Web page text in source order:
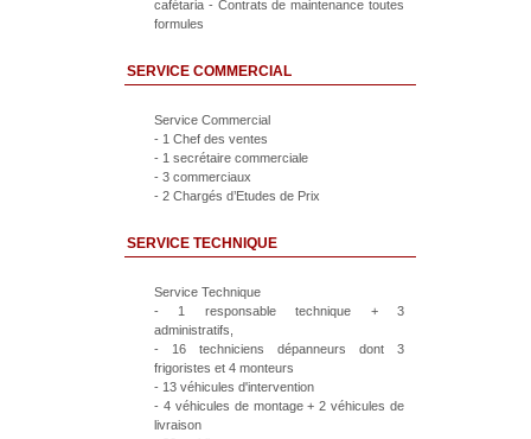
cafétaria - Contrats de maintenance toutes
formules
SERVICE COMMERCIAL
Service Commercial
- 1 Chef des ventes
- 1 secrétaire commerciale
- 3 commerciaux
- 2 Chargés d’Etudes de Prix
SERVICE TECHNIQUE
Service Technique
- 1 responsable technique + 3
administratifs,
- 16 techniciens dépanneurs dont 3
frigoristes et 4 monteurs
- 13 véhicules d'intervention
- 4 véhicules de montage + 2 véhicules de
livraison